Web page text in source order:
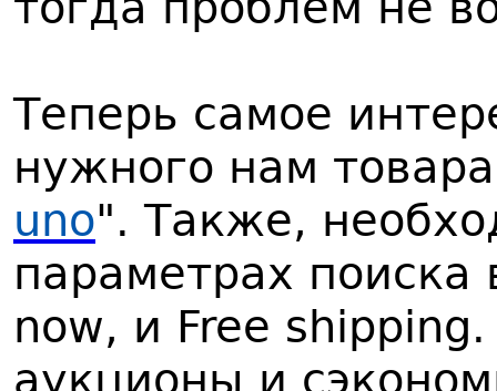
Теперь самое
нужного нам
uno". Также,
параметрах
now, и Free
аукционы и